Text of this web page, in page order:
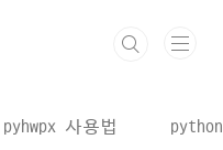
pyhwpx 사용법